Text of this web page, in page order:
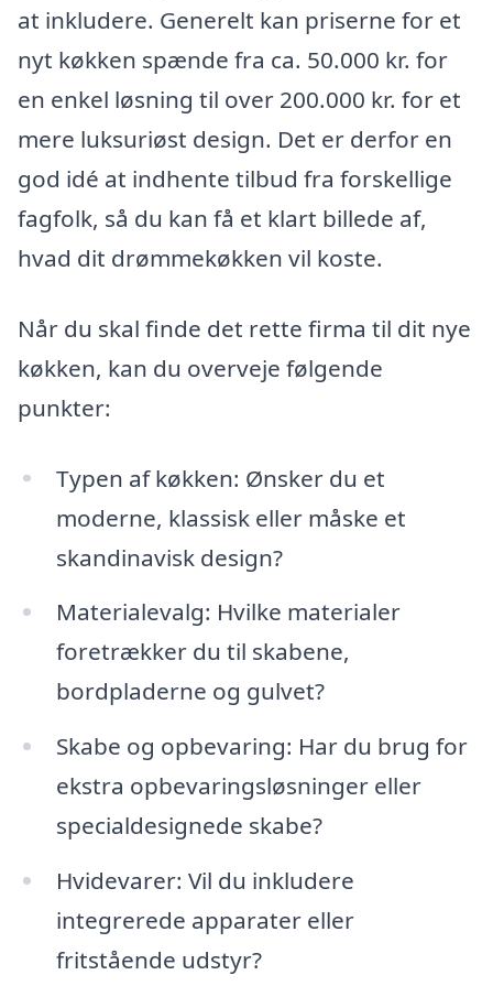
at inkludere. Generelt kan priserne for et
nyt køkken spænde fra ca. 50.000 kr. for
en enkel løsning til over 200.000 kr. for et
mere luksuriøst design. Det er derfor en
god idé at indhente tilbud fra forskellige
fagfolk, så du kan få et klart billede af,
hvad dit drømmekøkken vil koste.
Når du skal finde det rette firma til dit nye
køkken, kan du overveje følgende
punkter:
Typen af køkken: Ønsker du et
moderne, klassisk eller måske et
skandinavisk design?
Materialevalg: Hvilke materialer
foretrækker du til skabene,
bordpladerne og gulvet?
Skabe og opbevaring: Har du brug for
ekstra opbevaringsløsninger eller
specialdesignede skabe?
Hvidevarer: Vil du inkludere
integrerede apparater eller
fritstående udstyr?